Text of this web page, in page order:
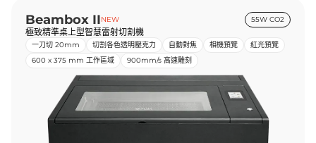
Beambox IINEW 55W CO2
極致精準桌上型智慧雷射切割機
一刀切 20mm 切割各色透明壓克力 自動對焦 相機預覽
紅光預覽
600 x 375 mm 工作區域
900mm/s 高速雕刻